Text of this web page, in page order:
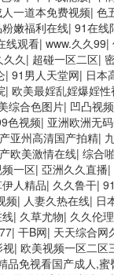
人一道本免费视频| 色
嫩福利在线| 91在线
线观看| www.久久99|
久| 超碰一区二区|
| 91男人天堂网| 日本
| 欧美最婬乱婬爆婬性
综合色图片| 凹凸视
色视频| 亚洲欧洲无
亚州高清国产拍精|
欧美激情在线| 综合
一区| 亞洲久久直播|
人精品| 久久鲁干|
频| 人妻久热在线| 日
| 久草尤物| 久久伦
| 干B网| 天天综合网
视| 欧美视频一区二区
品免视看国产成人,蜜